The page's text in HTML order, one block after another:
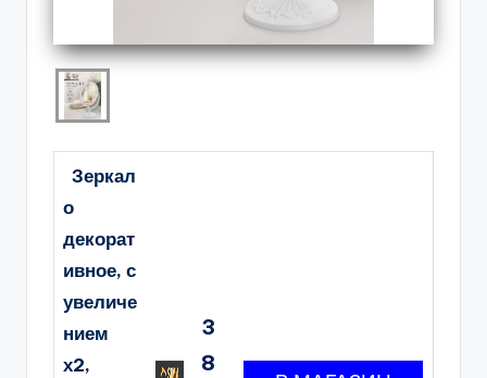
Зеркал
о
декорат
ивное, с
увеличе
нием
х2,
3
8